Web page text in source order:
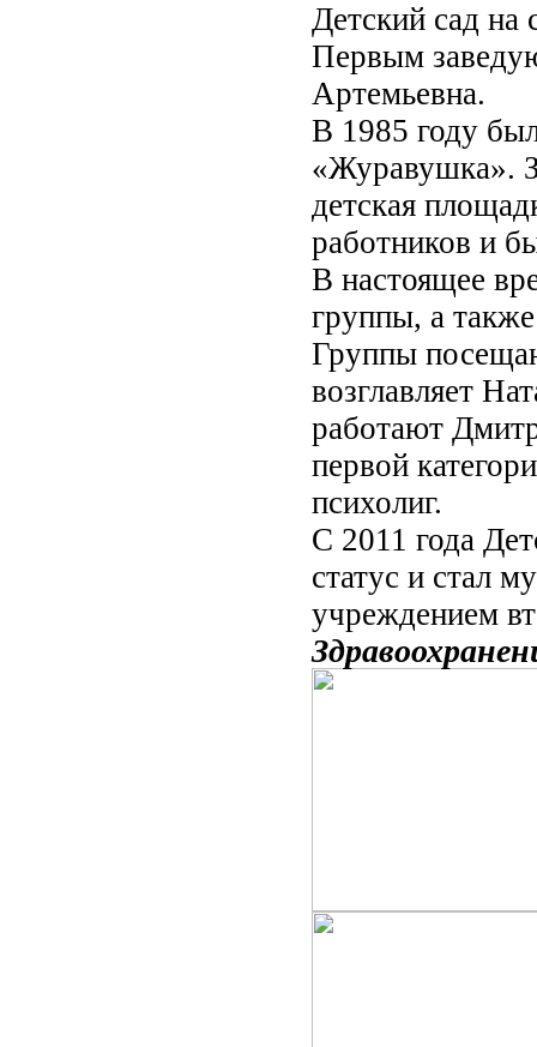
Детский сад на
Первым
Артемьевна.
В 1985 году
«Журавушка».
детская
работников и
В настоящее
группы, а
Группы
возглавляет
работают
первой
психолиг.
С 2011 года
статус и стал
учреждением